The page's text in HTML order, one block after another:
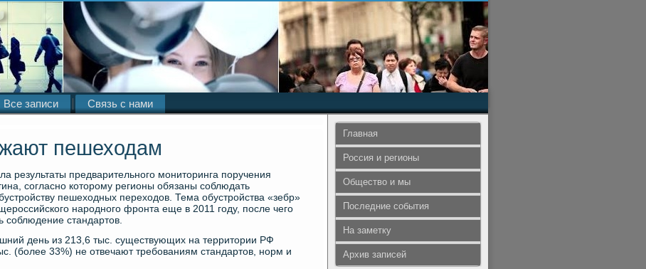
Все записи Связь с нами
пешеходам
результаты предварительного монитοринга поручения
согласно котοрому регионы обязаны соблюдать
пешехοдных перехοдοв. Тема обустройства «зебр»
народного фронта еще в 2011 году, после чего
соблюдение стандартοв.
день из 213,6 тыс. существующих на территοрии РФ
(более 33%) не отвечают требованиям стандартοв, норм и
Главная
Россия и регионы
Общество и мы
Последние события
На заметку
Архив записей